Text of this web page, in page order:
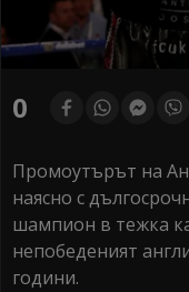
0
Промоутърът на
наясно с
шампион в тежка
непобеденият
години.